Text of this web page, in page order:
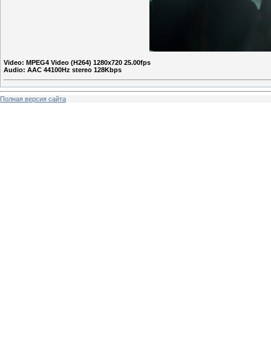
Video: MPEG4 Video (H264) 1280x720 25.00fps
Audio: AAC 44100Hz stereo 128Kbps
Полная версия сайта